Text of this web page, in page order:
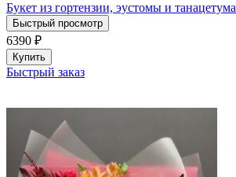
Букет из гортензии, эустомы и танацетума
Быстрый просмотр
6390 ₽
Купить
Быстрый заказ